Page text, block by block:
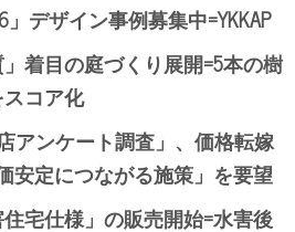
デザイン事例募集中=YKKAP
着目の庭づくり展開=5本の樹
コア化
アンケート調査」、価格転嫁
安定につながる施策」を要望
宅仕様」の販売開始=水害後